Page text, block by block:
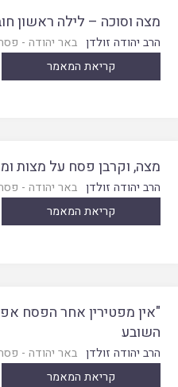
מצה וסוכה – לילה ראשון
הרב יהודה זולדן באר יהודה -
קריאת המאמר
מצה, וקרבן פסח על מצות
הרב יהודה זולדן באר יהודה -
קריאת המאמר
"אין מפטירין אחר הפסח
השובע
הרב יהודה זולדן באר יהודה -
קריאת המאמר